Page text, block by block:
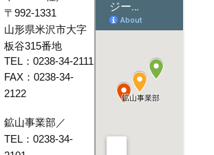
〒992-1331
山形県米沢市大字
板谷315番地
TEL：0238-34-2111
FAX：0238-34-
2122
鉱山事業部／
TEL：0238-34-